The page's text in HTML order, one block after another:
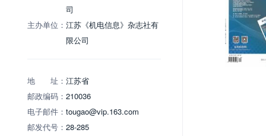
司
主办单位： 江苏《机电信息》杂志社有
限公司
地 址： 江苏省
邮政编码： 210036
电子邮件： tougao@vip.163.com
邮发代号： 28-285